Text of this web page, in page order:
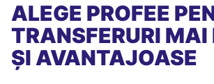
ALEGE PROFEE
TRANSFERURI MAI
ȘI AVANTAJOASE